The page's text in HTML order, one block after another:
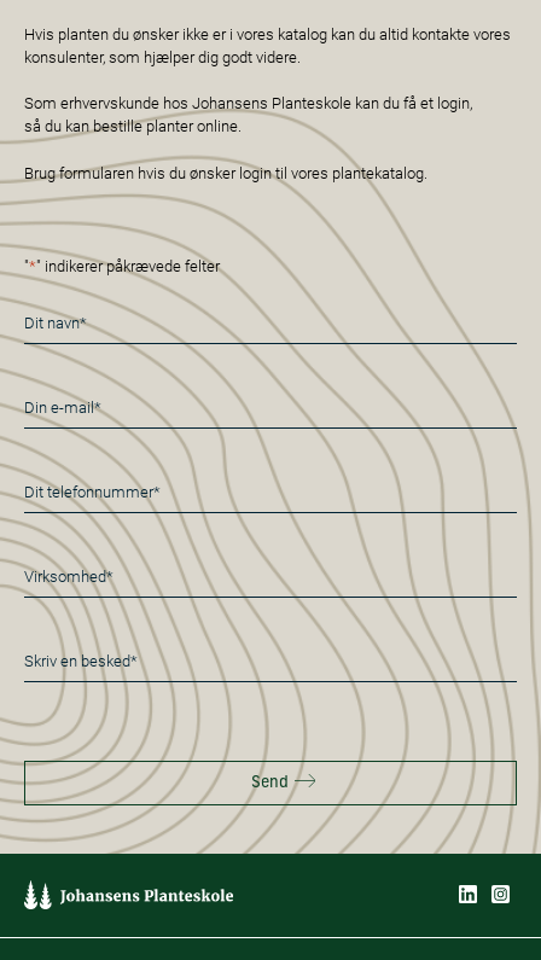
Hvis planten du ønsker ikke er i vores katalog kan du altid kontakte vores
konsulenter, som hjælper dig godt videre.
Som erhvervskunde hos Johansens Planteskole kan du få et login,
så du kan bestille planter online.
Brug formularen hvis du ønsker login til vores plantekatalog.
"*" indikerer påkrævede felter
Navn
*
E-
mail
*
Telefon
*
Virksomhed*
*
Besked
*
Send